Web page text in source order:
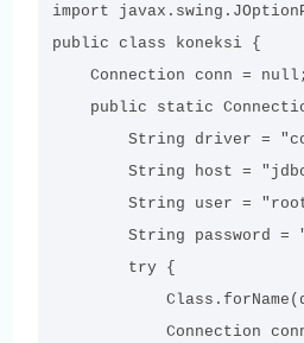
import
public class koneksi {
Connection conn = null;
public static
String driver =
String host =
String user =
String
try {
Connection conn =